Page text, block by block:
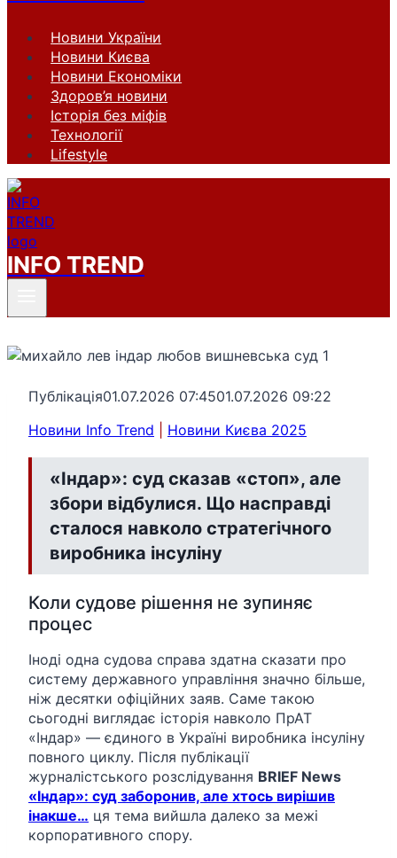
Новини України
Новини Києва
Новини Економіки
Здоров’я новини
Історія без міфів
Технології
Lifestyle
INFO TREND
Публікація01.07.2026 07:4501.07.2026 09:22
Новини Info Trend
Новини Києва 2025
«Індар»: суд сказав «стоп», але
збори відбулися. Що насправді
сталося навколо стратегічного
виробника інсуліну
Коли судове рішення не зупиняє
процес
Іноді одна судова справа здатна сказати про
систему державного управління значно більше,
ніж десятки офіційних заяв. Саме такою
сьогодні виглядає історія навколо ПрАТ
«Індар» — єдиного в Україні виробника інсуліну
повного циклу. Після публікації
журналістського розслідування BRIEF News
«Індар»: суд заборонив, але хтось вирішив
інакше… ця тема вийшла далеко за межі
корпоративного спору.